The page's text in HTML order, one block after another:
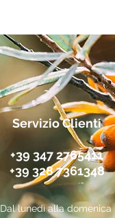
Servizio Clienti
+39 347 2765411
+39 328 7361348
Dal lunedì alla domenica